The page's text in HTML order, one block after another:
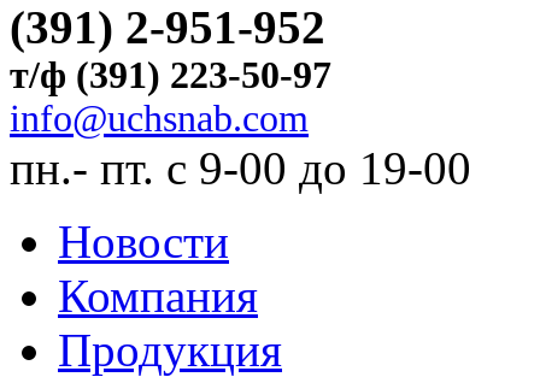
(391) 2-951-952
т/ф (391) 223-50-97
info@uchsnab.com
пн.- пт. с 9-00 до 19-00
Новости
Компания
Продукция